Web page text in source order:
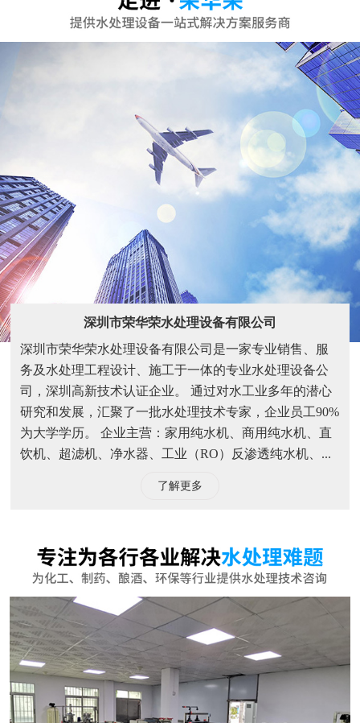
深圳市荣华荣水处理设备有限公司
深圳市荣华荣水处理设备有限公司是一家专业销售、服
务及水处理工程设计、施工于一体的专业水处理设备公
司，深圳高新技术认证企业。 通过对水工业多年的潜心
研究和发展，汇聚了一批水处理技术专家，企业员工90%
为大学学历。 企业主营：家用纯水机、商用纯水机、直
饮机、超滤机、净水器、工业（RO）反渗透纯水机、...
了解更多